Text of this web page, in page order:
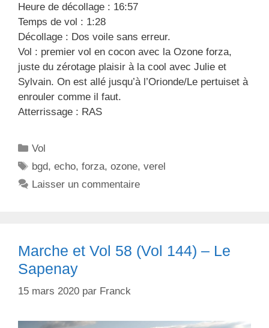
Heure de décollage : 16:57
Temps de vol : 1:28
Décollage : Dos voile sans erreur.
Vol : premier vol en cocon avec la Ozone forza,
juste du zérotage plaisir à la cool avec Julie et
Sylvain. On est allé jusqu’à l’Orionde/Le pertuiset à
enrouler comme il faut.
Atterrissage : RAS
C
a
i
e
Vol
É
t
t
t
bgd,echo,forza,ozone,verel
Laisser un commentaire
Marche et Vol 58 (Vol 144) – Le
Sapenay
15 mars 2020 par Franck